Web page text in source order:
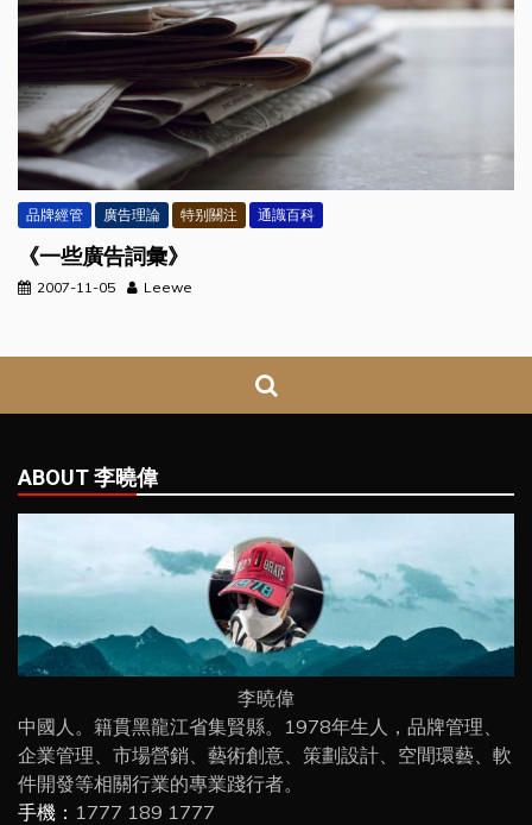
品牌經管 廣告理論 特别關注 通識百科
《一些廣告詞彙》
2007-11-05 Leewe
ABOUT 李曉偉
李曉偉
中國人。籍貫黑龍江省集賢縣。1978年生人，品牌管理、
企業管理、市場營銷、藝術創意、策劃設計、空間環藝、軟
件開發等相關行業的專業踐行者。
手機： 1777 189 1777